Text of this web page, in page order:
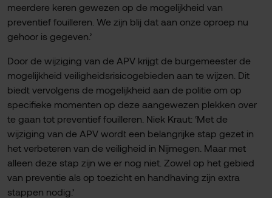
meerdere keren gewezen op de mogelijkheid van
preventief fouilleren. We zijn blij dat aan onze oproep nu
gehoor is gegeven.’
Door de wijziging van de APV krijgt de burgemeester de
mogelijkheid veiligheidsrisicogebieden aan te wijzen. Dit
biedt vervolgens de mogelijkheid aan de politie om op
specifieke momenten op deze aangewezen plekken over
te gaan tot preventief fouilleren. Niek Kraut: ‘Met de
wijziging van de APV wordt een belangrijke stap gezet in
het verbeteren van de veiligheid in Nijmegen. Maar met
alleen deze stap zijn we er nog niet. Zowel op het gebied
van preventie als op toezicht en handhaving zijn extra
stappen nodig.’